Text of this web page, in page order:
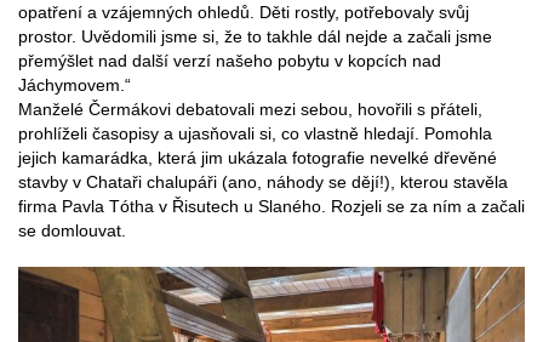
opatření a vzájemných ohledů. Děti rostly, potřebovaly svůj
prostor. Uvědomili jsme si, že to takhle dál nejde a začali jsme
přemýšlet nad další verzí našeho pobytu v kopcích nad
Jáchymovem.“
Manželé Čermákovi debatovali mezi sebou, hovořili s přáteli,
prohlíželi časopisy a ujasňovali si, co vlastně hledají. Pomohla
jejich kamarádka, která jim ukázala fotografie nevelké dřevěné
stavby v Chataři chalupáři (ano, náhody se dějí!), kterou stavěla
firma Pavla Tótha v Řisutech u Slaného. Rozjeli se za ním a začali
se domlouvat.